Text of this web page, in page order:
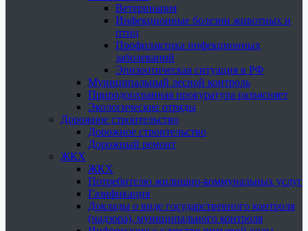
Ветеринария
Инфекционные болезни животных и
птиц
Профилактика инфекционных
заболеваний
Эпизоотическая ситуация в РФ
Муниципальный лесной контроль
Природоохранная прокуратура разъясняет
Экологические отряды
Дорожное строительство
Дорожное строительство
Дорожный ремонт
ЖКХ
ЖКХ
Потребителю жилищно-коммунальных услуг
Газификация
Доклады о виде государственного контроля
(надзора), муниципального контроля